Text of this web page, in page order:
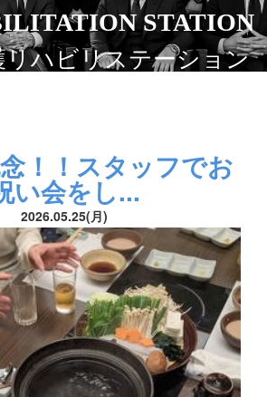
STATION
リハビリステーション
！！スタッフでお
い会をし...
2026.05.25(月)